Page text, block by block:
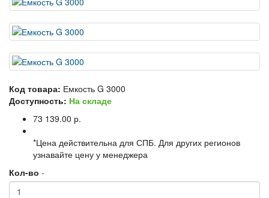
Код товара: Емкость G 3000
Доступность: На складе
73 139.00 р.
*Цена действительна для СПБ. Для других регионов
узнавайте цену у менеджера
Кол-во -